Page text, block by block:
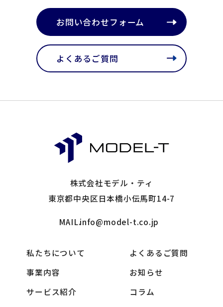
お問い合わせフォーム
よくあるご質問
株式会社モデル・ティ
東京都中央区日本橋小伝馬町14-7
MAIL.info@model-t.co.jp
私たちについて
事業内容
サービス紹介
よくあるご質問
お知らせ
コラム